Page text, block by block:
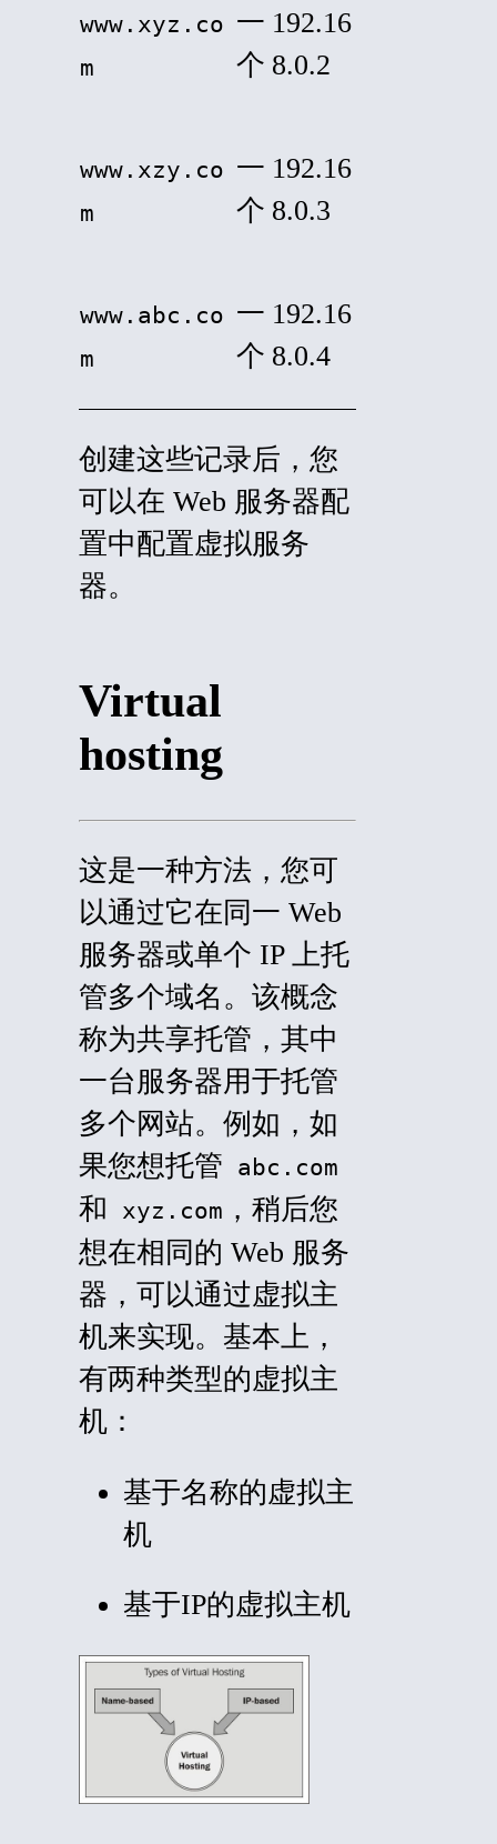
www.xyz.co
m
一
个
192.16
8.0.2
www.xzy.co
m
一
个
192.16
8.0.3
www.abc.co
m
一
个
192.16
8.0.4
创建这些记录后，您
可以在 Web 服务器配
置中配置虚拟服务
器。
Virtual
hosting
这是一种方法，您可
以通过它在同一 Web
服务器或单个 IP 上托
管多个域名。该概念
称为共享托管，其中
一台服务器用于托管
多个网站。例如，如
果您想托管 abc.com
和 xyz.com ，稍后您
想在相同的 Web 服务
器，可以通过虚拟主
机来实现。基本上，
有两种类型的虚拟主
机：
基于名称的虚拟主
机
基于IP的虚拟主机